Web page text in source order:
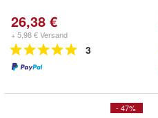
26,38 €
+ 5,98 € Versand
3
- 47%